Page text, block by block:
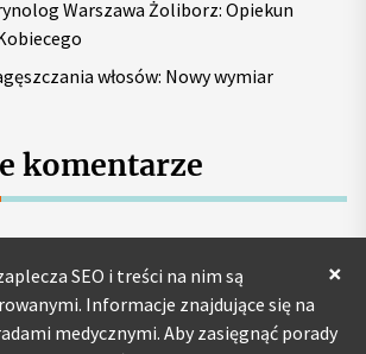
×
SEO i treści na nim są
Informacje znajdujące się na
medycznymi. Aby zasięgnąć porady
Warszawa Żoliborz: Opiekun
włosów: Nowy wymiar
komentarze